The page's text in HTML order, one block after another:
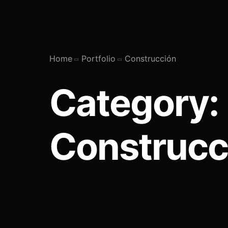
Home Portfolio Construcción
Category: